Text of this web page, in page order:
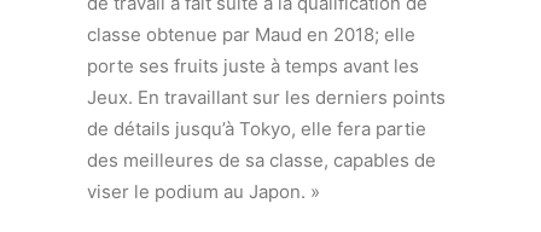
classe obtenue par Maud en 2018; elle
porte ses fruits juste à temps avant les
Jeux. En travaillant sur les derniers points
de détails jusqu’à Tokyo, elle fera partie
des meilleures de sa classe, capables de
viser le podium au Japon. »